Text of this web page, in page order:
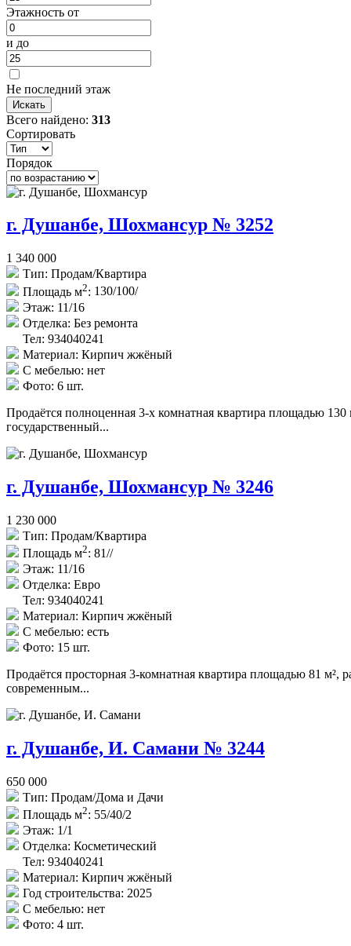
Этажность от
и до
Не последний этаж
Всего найдено: 313
Сортировать
Порядок
г. Душанбе, Шохмансур № 3252
1 340 000
Тип: Продам/Квартира
Площадь м2: 130/100/
Этаж: 11/16
Отделка: Без ремонта
Тел: 934040241
Материал: Кирпич жжёный
С мебелью: нет
Фото: 6 шт.
Продаётся полноценная 3-х комнатная квартира площадью
государственный...
г. Душанбе, Шохмансур № 3246
1 230 000
Тип: Продам/Квартира
Площадь м2: 81//
Этаж: 11/16
Отделка: Евро
Тел: 934040241
Материал: Кирпич жжёный
С мебелью: есть
Фото: 15 шт.
Продаётся просторная 3-комнатная квартира площадью 81
современным...
г. Душанбе, И. Самани № 3244
650 000
Тип: Продам/Дома и Дачи
Площадь м2: 55/40/2
Этаж: 1/1
Отделка: Косметический
Тел: 934040241
Материал: Кирпич жжёный
Год строительства: 2025
С мебелью: нет
Фото: 4 шт.